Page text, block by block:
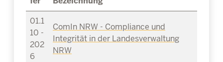
01.1
10 -
202
6
ComIn NRW - Compliance und
Integrität in der Landesverwaltung
NRW